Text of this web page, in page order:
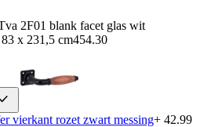
2F01 blank facet glas wit
x 231,5 cm454.30
vierkant rozet zwart messing+ 42.99